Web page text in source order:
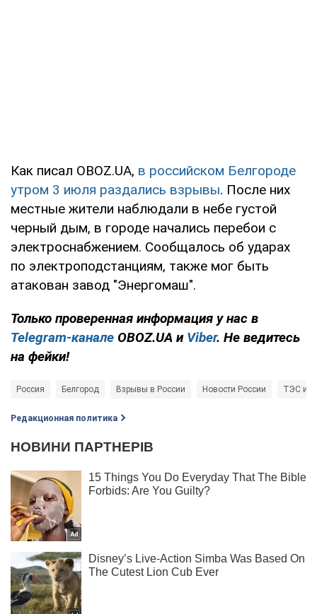
Как писал OBOZ.UA, в российском Белгороде
утром 3 июля раздались взрывы. После них
местные жители наблюдали в небе густой
черный дым, в городе начались перебои с
электроснабжением. Сообщалось об ударах
по электроподстанциям, также мог быть
атакован завод "Энергомаш".
Только проверенная информация у нас в
Telegram-канале OBOZ.UA и Viber. Не ведитесь
на фейки!
Россия Белгород Взрывы в России Новости России ТЭС и
Редакционная политика